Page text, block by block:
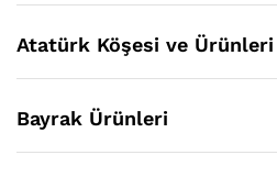
Atatürk Köşesi ve Ürünleri
Bayrak Ürünleri